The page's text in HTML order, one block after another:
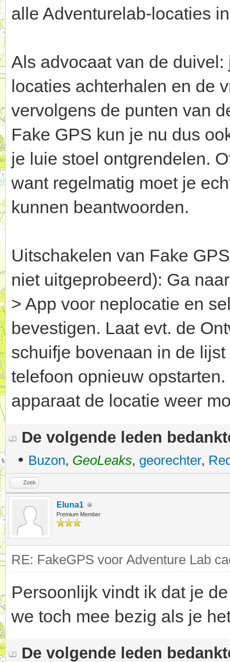
alle Adventurelab-locaties
Als advocaat van de
locaties achterhalen en de
vervolgens de punten van
Fake GPS kun je nu dus
je luie stoel ontgrendelen.
want regelmatig moet je
kunnen beantwoorden.
Uitschakelen van Fake
niet uitgeprobeerd): Ga
> App voor neplocatie en
bevestigen. Laat evt. de
schuifje bovenaan in de
telefoon opnieuw
apparaat de locatie weer
De volgende leden
• Buzon, GeoLeaks, georechter,
Zoek
Eluna1
Premium Member
RE: FakeGPS voor Adventure Lab
Persoonlijk vindt ik dat je
we toch mee bezig als je
De volgende leden